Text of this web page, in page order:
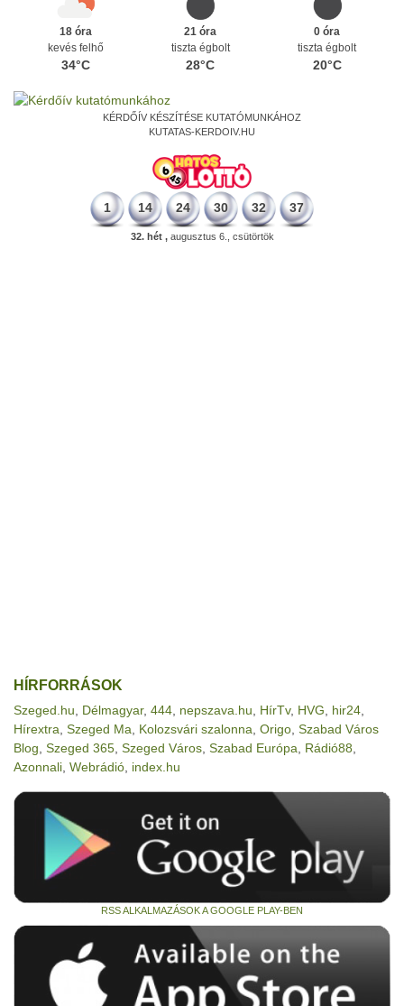
18 óra
kevés felhő
34°C
21 óra
tiszta égbolt
28°C
0 óra
tiszta égbolt
20°C
KÉRDŐÍV KÉSZÍTÉSE KUTATÓMUNKÁHOZ
KUTATAS-KERDOIV.HU
1 14 24 30 32 37
32. hét ,augusztus 6., csütörtök
HÍRFORRÁSOK
Szeged.hu Délmagyar, 444 nepszava.hu HírTv, HVG hir24
Hírextra Szeged Ma Kolozsvári szalonna Origo Szabad Város
Blog Szeged 365 Szeged Város Szabad Európa Rádió88
Azonnali Webrádió index.hu
RSS ALKALMAZÁSOK A GOOGLE PLAY-BEN